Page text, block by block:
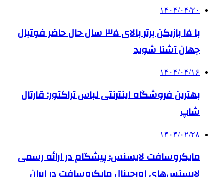
۱۴۰۴/۰۴/۲۰
با ۱۵ بازیکن برتر بالای ۳۵ سال حال حاضر فوتبال
جهان آشنا شوید
۱۴۰۴/۰۴/۱۶
بهترین فروشگاه اینترنتی لباس تراکتور: قارتال
شاپ
۱۴۰۴/۰۲/۲۸
مایکروسافت لایسنس؛ پیشگام در ارائه رسمی